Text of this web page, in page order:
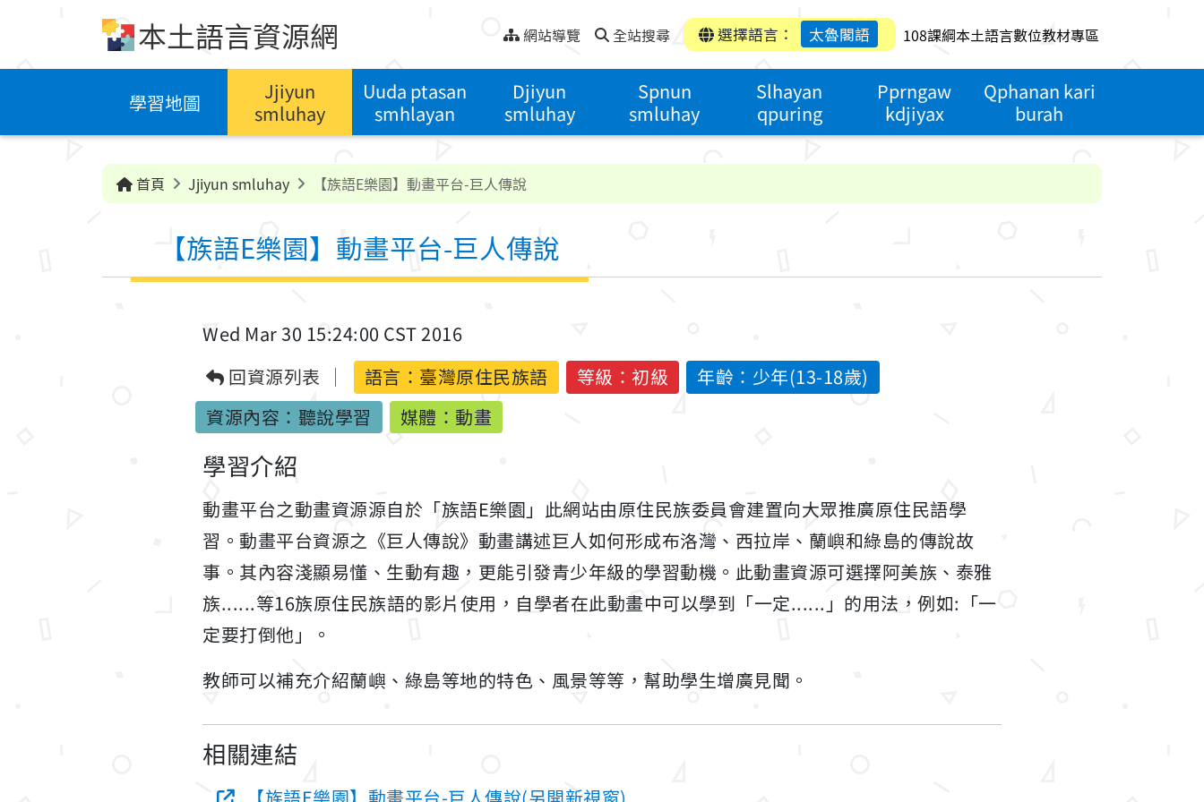
本土語言資源網 網站導覽 全站搜尋 選擇語言： 太魯閣語 108課綱本土語言數位教材專區
學習地圖
Jjiyun
smluhay
Uuda ptasan
smhlayan
Djiyun
smluhay
Spnun
smluhay
Slhayan
qpuring
Pprngaw
kdjiyax
Qphanan kari
burah
首頁 Jjiyun smluhay 【族語E樂園】動畫平台-巨人傳說
【族語E樂園】動畫平台-巨人傳說
Wed Mar 30 15:24:00 CST 2016
回資源列表
語言： 臺灣原住民族語 等級：初級
年齡：少年(13-18歲)
資源內容：聽說學習
媒體：動畫
學習介紹
動畫平台之動畫資源源自於「族語E樂園」此網站由原住民族委員會建置向大眾推廣原住民語學
習。動畫平台資源之《巨人傳說》動畫講述巨人如何形成布洛灣、西拉岸、蘭嶼和綠島的傳說故
事。其內容淺顯易懂、生動有趣，更能引發青少年級的學習動機。此動畫資源可選擇阿美族、泰雅
族......等16族原住民族語的影片使用，自學者在此動畫中可以學到「一定......」的用法，例如:「一
定要打倒他」。
教師可以補充介紹蘭嶼、綠島等地的特色、風景等等，幫助學生增廣見聞。
相關連結